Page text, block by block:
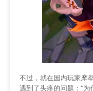
不过，就在国内玩家摩
遇到了头疼的问题：“